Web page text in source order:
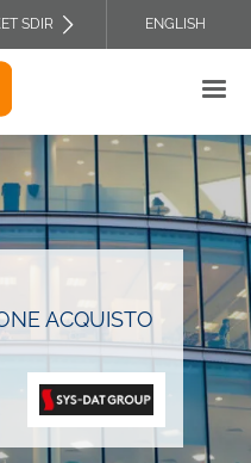
SDIR ENGLISH
ACQUISTO